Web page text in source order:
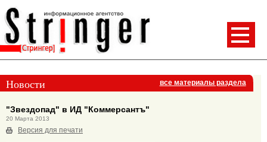
Новости все материалы раздела
"Звездопад" в ИД "Коммерсантъ"
20 Марта 2013
Версия для печати